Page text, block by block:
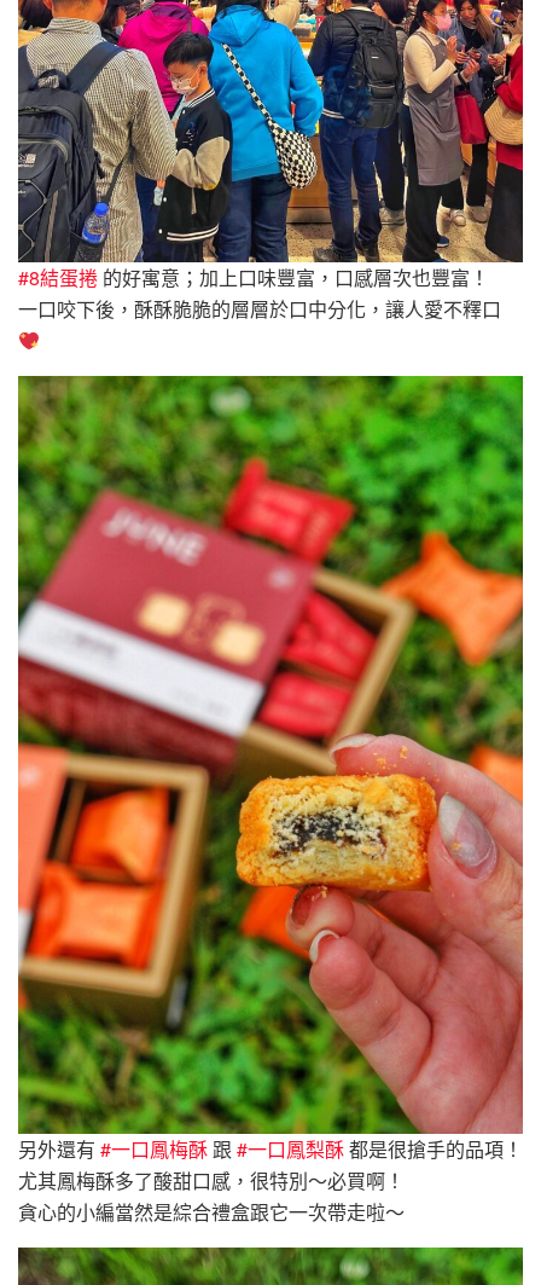
#8結蛋捲 的好寓意；加上口味豐富，口感層次也豐富！
一口咬下後，酥酥脆脆的層層於口中分化，讓人愛不釋口
另外還有 #一口鳳梅酥 跟 #一口鳳梨酥都是很搶手的品項！
尤其鳳梅酥多了酸甜口感，很特別～必買啊！
貪心的小編當然是綜合禮盒跟它一次帶走啦～